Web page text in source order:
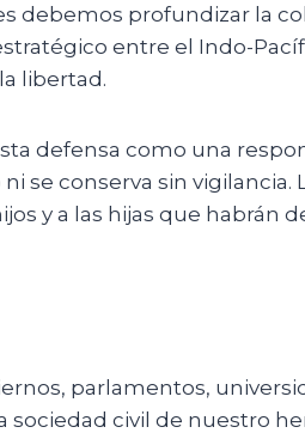
debemos profundizar la
entre el Indo-
libertad.
defensa como una
se conserva sin
y a las hijas que habrán
parlamentos,
sociedad civil de nuestro